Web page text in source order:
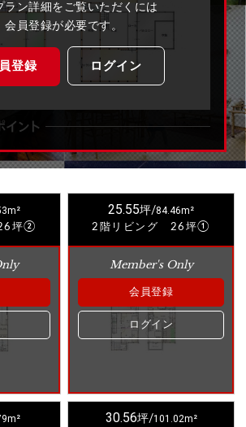
ラン詳細をご覧いただくには
会員登録が必要です。
登録 ログイン
坪②
25.55坪/84.46m²
2階リビング 26坪①
Member's Only
会員登録
ログイン
30.56坪/101.02m²